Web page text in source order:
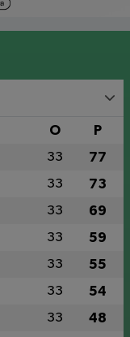
O P
33 77
33 73
33 69
33 59
33 55
33 54
33 48